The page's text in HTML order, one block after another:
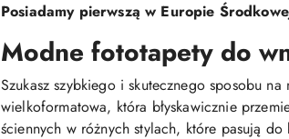
Posiadamy pierwszą w Europie
Modne fototapety do
Szukasz szybkiego i skutecznego sposobu
wielkoformatowa, która błyskawicznie
ściennych w różnych stylach, które pasują